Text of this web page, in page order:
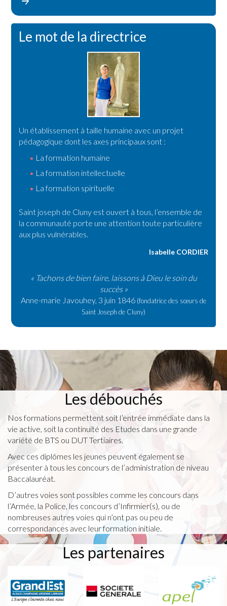
Le mot de la directrice
Un établissement à taille humaine avec un projet
pédagogique dont les axes principaux sont :
La formation humaine
La formation intellectuelle
La formation spirituelle
Saint joseph de Cluny est ouvert à tous, l’ensemble de
la communauté porte une attention toute particulière
aux plus vulnérables.
Isabelle CORDIER
« Tachons de bien faire, laissons à Dieu le soin du
succès »
Anne-marie Javouhey, 3 juin 1846 (fondatrice des sœurs de
Saint Joseph de Cluny)
Les débouchés
Nos formations permettent soit l’entrée immédiate dans la
vie active, soit la continuité des Etudes dans une grande
variété de BTS ou DUT Tertiaires.
Avec ces diplômes les jeunes peuvent également se
présenter à tous les concours de l’administration de niveau
Baccalauréat.
D’autres voies sont possibles comme les concours dans
l’Armée, la Police, les concours d’Infirmier(s), ou de
nombreuses autres voies qui n’ont pas ou peu de
correspondances avec leur formation initiale.
Les partenaires